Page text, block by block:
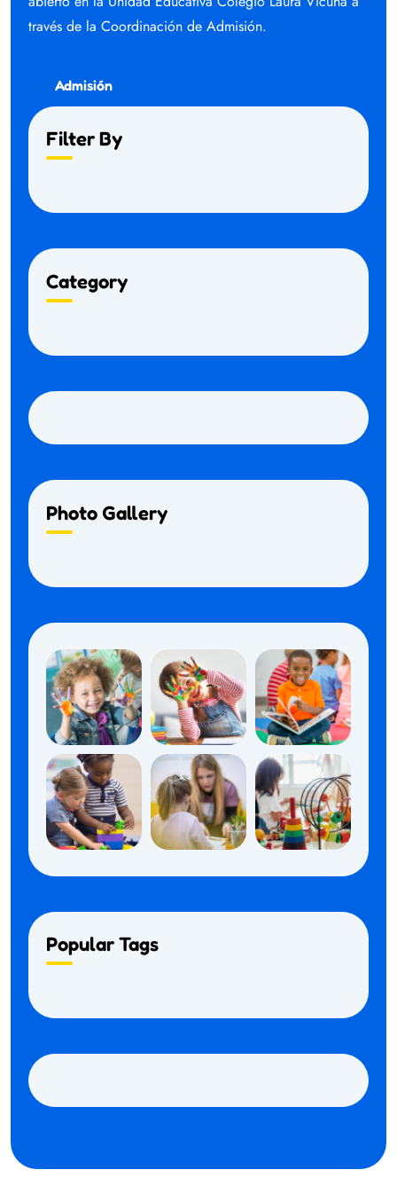
través de la Coordinación de Admisión.
Admisión
Filter By
Category
Photo Gallery
Popular Tags